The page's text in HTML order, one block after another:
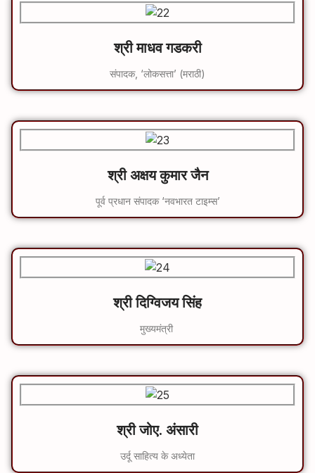
श्री माधव गडकरी
संपादक, ‘लोकसत्ता’ (मराठी)
श्री अक्षय कुमार जैन
पूर्व प्रधान संपादक ‘नवभारत टाइम्स’
श्री दिग्विजय सिंह
मुख्यमंत्री
श्री जोए. अंसारी
उर्दू साहित्य के अध्येता